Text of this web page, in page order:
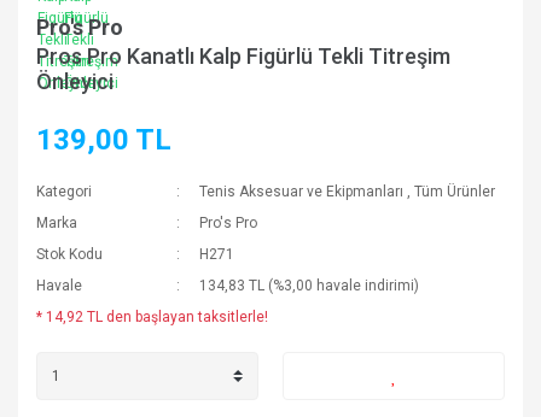
Pro's Pro
Pros Pro Kanatlı Kalp Figürlü Tekli Titreşim
Önleyici
139,00 TL
Kategori Tenis Aksesuar ve Ekipmanları ,Tüm Ürünler
Marka
Pro's Pro
Stok Kodu
H271
Havale
134,83 TL (%3,00 havale indirimi)
* 14,92 TL den başlayan taksitlerle!